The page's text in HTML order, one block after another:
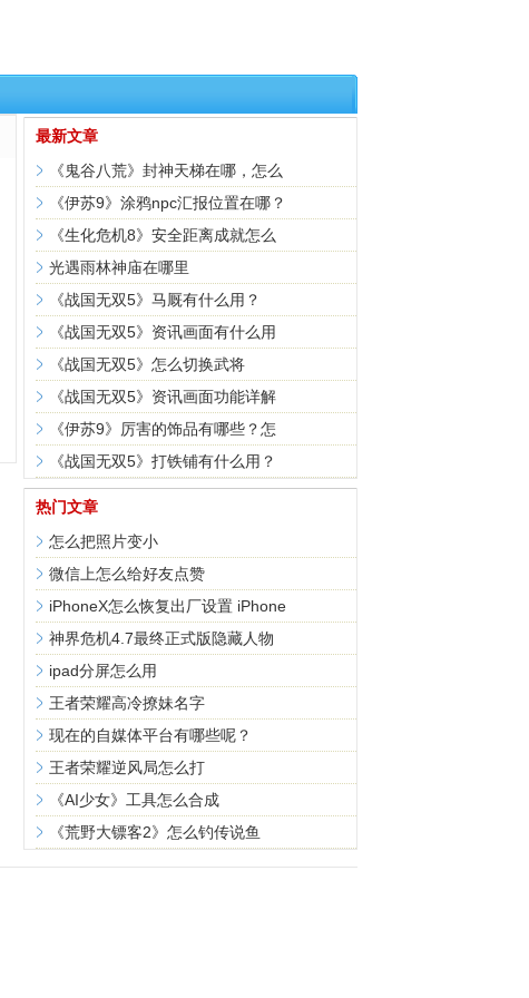
最新文章
《鬼谷八荒》封神天梯在哪，怎么
《伊苏9》涂鸦npc汇报位置在哪？
《生化危机8》安全距离成就怎么
光遇雨林神庙在哪里
《战国无双5》马厩有什么用？
《战国无双5》资讯画面有什么用
《战国无双5》怎么切换武将
《战国无双5》资讯画面功能详解
《伊苏9》厉害的饰品有哪些？怎
《战国无双5》打铁铺有什么用？
热门文章
怎么把照片变小
微信上怎么给好友点赞
iPhoneX怎么恢复出厂设置 iPhone
神界危机4.7最终正式版隐藏人物
ipad分屏怎么用
王者荣耀高冷撩妹名字
现在的自媒体平台有哪些呢？
王者荣耀逆风局怎么打
《AI少女》工具怎么合成
《荒野大镖客2》怎么钓传说鱼